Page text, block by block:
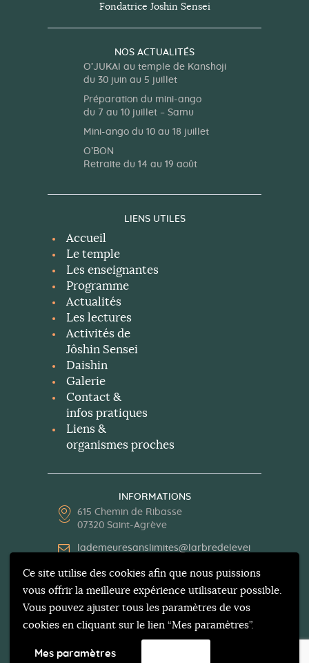
Ce site utilise des cookies afin que nous puissions
vous offrir la meilleure expérience utilisateur possible.
Vous pouvez ajuster tous les paramètres de vos
cookies en cliquant sur le lien “Mes paramètres”.
Mes paramètres
Fondatrice Joshin Sensei
NOS ACTUALITÉS
O’JUKAI au temple de Kanshoji
du 30 juin au 5 juillet
Préparation du mini-ango
du 7 au 10 juillet – Samu
Mini-ango du 10 au 18 juillet
O’BON
Retraite du 14 au 19 août
LIENS UTILES
Accueil
Le temple
Les enseignantes
Programme
Actualités
Les lectures
Activités de
Jôshin Sensei
Daishin
Galerie
Contact &
infos pratiques
Liens &
organismes proches
INFORMATIONS
615 Chemin de Ribasse
07320 Saint-Agrève
lademeuresanslimites@larbredelevei